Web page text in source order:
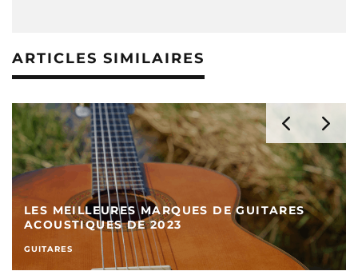
ARTICLES SIMILAIRES
LES MEILLEURES MARQUES DE GUITARES
ACOUSTIQUES DE 2023
GUITARES